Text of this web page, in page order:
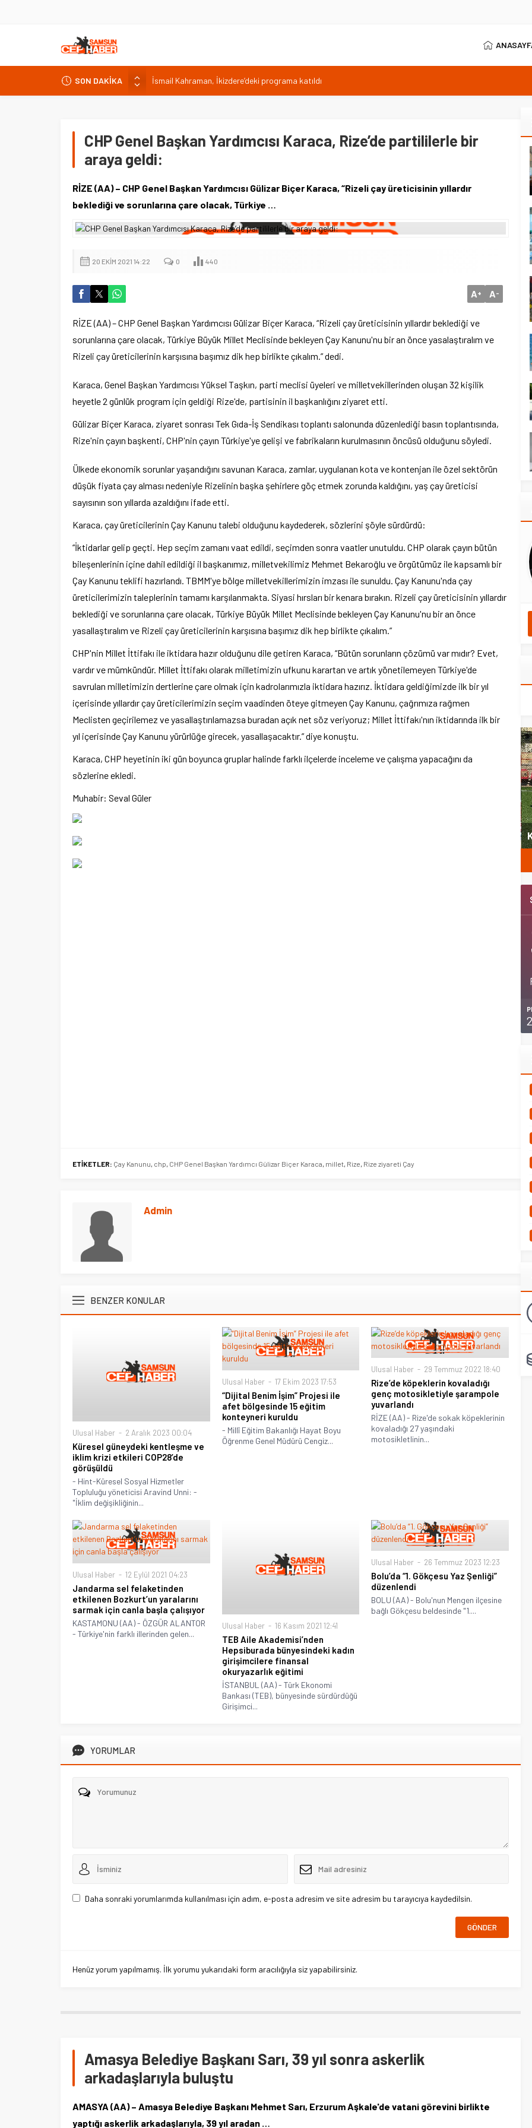
SON DAKİKA
Isparta’da bisiklet kupası heyecanı 371 sporcuyla sürüyor
CHP Genel Başkan Yardımcısı Karaca, Rize’de partililerle bir
araya geldi:
RİZE (AA) – CHP Genel Başkan Yardımcısı Gülizar Biçer Karaca, “Rizeli çay üreticisinin yıllardır
beklediği ve sorunlarına çare olacak, Türkiye …
20 EKIM 2021 14:22 0 440
A+ A-
RİZE (AA) – CHP Genel Başkan Yardımcısı Gülizar Biçer Karaca, “Rizeli çay üreticisinin yıllardır beklediği ve
sorunlarına çare olacak, Türkiye Büyük Millet Meclisinde bekleyen Çay Kanunu'nu bir an önce yasalaştıralım ve
Rizeli çay üreticilerinin karşısına başımız dik hep birlikte çıkalım.” dedi.
Karaca, Genel Başkan Yardımcısı Yüksel Taşkın, parti meclisi üyeleri ve milletvekillerinden oluşan 32 kişilik
heyetle 2 günlük program için geldiği Rize'de, partisinin il başkanlığını ziyaret etti.
Gülizar Biçer Karaca, ziyaret sonrası Tek Gıda-İş Sendikası toplantı salonunda düzenlediği basın toplantısında,
Rize'nin çayın başkenti, CHP'nin çayın Türkiye'ye gelişi ve fabrikaların kurulmasının öncüsü olduğunu söyledi.
Ülkede ekonomik sorunlar yaşandığını savunan Karaca, zamlar, uygulanan kota ve kontenjan ile özel sektörün
düşük fiyata çay alması nedeniyle Rizelinin başka şehirlere göç etmek zorunda kaldığını, yaş çay üreticisi
sayısının son yıllarda azaldığını ifade etti.
Karaca, çay üreticilerinin Çay Kanunu talebi olduğunu kaydederek, sözlerini şöyle sürdürdü:
“İktidarlar gelip geçti. Hep seçim zamanı vaat edildi, seçimden sonra vaatler unutuldu. CHP olarak çayın bütün
bileşenlerinin içine dahil edildiği il başkanımız, milletvekilimiz Mehmet Bekaroğlu ve örgütümüz ile kapsamlı bir
Çay Kanunu teklifi hazırlandı. TBMM'ye bölge milletvekillerimizin imzası ile sunuldu. Çay Kanunu'nda çay
üreticilerimizin taleplerinin tamamı karşılanmakta. Siyasi hırsları bir kenara bırakın. Rizeli çay üreticisinin yıllardır
beklediği ve sorunlarına çare olacak, Türkiye Büyük Millet Meclisinde bekleyen Çay Kanunu'nu bir an önce
yasallaştıralım ve Rizeli çay üreticilerinin karşısına başımız dik hep birlikte çıkalım.”
CHP'nin Millet İttifakı ile iktidara hazır olduğunu dile getiren Karaca, “Bütün sorunların çözümü var mıdır? Evet,
vardır ve mümkündür. Millet İttifakı olarak milletimizin ufkunu karartan ve artık yönetilemeyen Türkiye'de
savrulan milletimizin dertlerine çare olmak için kadrolarımızla iktidara hazırız. İktidara geldiğimizde ilk bir yıl
içerisinde yıllardır çay üreticilerimizin seçim vaadinden öteye gitmeyen Çay Kanunu, çağrımıza rağmen
Meclisten geçirilemez ve yasallaştırılamazsa buradan açık net söz veriyoruz; Millet İttifakı'nın iktidarında ilk bir
yıl içerisinde Çay Kanunu yürürlüğe girecek, yasallaşacaktır.” diye konuştu.
Karaca, CHP heyetinin iki gün boyunca gruplar halinde farklı ilçelerde inceleme ve çalışma yapacağını da
sözlerine ekledi.
Muhabir: Seval Güler
ETİKETLER: Çay Kanunu, chp, CHP Genel Başkan Yardımcı Gülizar Biçer Karaca, millet, Rize, Rize ziyareti Çay
Admin
BENZER KONULAR
Ulusal Haber 2 Aralık 2023 00:04
Küresel güneydeki kentleşme ve
iklim krizi etkileri COP28’de
görüşüldü
- Hint-Küresel Sosyal Hizmetler
Topluluğu yöneticisi Aravind Unni: -
"İklim değişikliğinin...
Ulusal Haber 17 Ekim 2023 17:53
“Dijital Benim İşim” Projesi ile
afet bölgesinde 15 eğitim
konteyneri kuruldu
- Millî Eğitim Bakanlığı Hayat Boyu
Öğrenme Genel Müdürü Cengiz...
Ulusal Haber 29 Temmuz 2022 18:40
Rize’de köpeklerin kovaladığı
genç motosikletiyle şarampole
yuvarlandı
RİZE (AA) - Rize'de sokak köpeklerinin
kovaladığı 27 yaşındaki
motosikletlinin...
Ulusal Haber 12 Eylül 2021 04:23
Jandarma sel felaketinden
etkilenen Bozkurt’un yaralarını
sarmak için canla başla çalışıyor
KASTAMONU (AA) - ÖZGÜR ALANTOR
- Türkiye'nin farklı illerinden gelen...
Ulusal Haber 16 Kasım 2021 12:41
TEB Aile Akademisi’nden
Hepsiburada bünyesindeki kadın
girişimcilere finansal
okuryazarlık eğitimi
İSTANBUL (AA) - Türk Ekonomi
Bankası (TEB), bünyesinde sürdürdüğü
Girişimci...
Ulusal Haber 26 Temmuz 2023 12:23
Bolu’da “1. Gökçesu Yaz Şenliği”
düzenlendi
BOLU (AA) - Bolu'nun Mengen ilçesine
bağlı Gökçesu beldesinde "1....
YORUMLAR
Daha sonraki yorumlarımda kullanılması için adım, e-posta adresim ve site adresim bu tarayıcıya kaydedilsin.
Henüz yorum yapılmamış. İlk yorumu yukarıdaki form aracılığıyla siz yapabilirsiniz.
Amasya Belediye Başkanı Sarı, 39 yıl sonra askerlik
arkadaşlarıyla buluştu
AMASYA (AA) – Amasya Belediye Başkanı Mehmet Sarı, Erzurum Aşkale'de vatani görevini birlikte
yaptığı askerlik arkadaşlarıyla, 39 yıl aradan …